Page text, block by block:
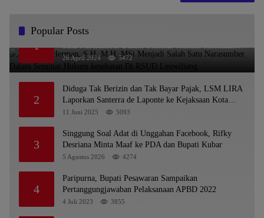
Popular Posts
1
Dr. KMS Herman, S.H.,M.H.,MSi Menjadi Salah
Satu Narasumber Dalam Seminar Hukum kesehatan
Di RSUD Leuwiliang
26 April 2024 5472
2
Diduga Tak Berizin dan Tak Bayar Pajak, LSM LIRA
Laporkan Santerra de Laponte ke Kejaksaan Kota
Batu
11 Juni 2025 5093
3
Singgung Soal Adat di Unggahan Facebook, Rifky
Desriana Minta Maaf ke PDA dan Bupati Kubar
5 Agustus 2026 4274
4
Paripurna, Bupati Pesawaran Sampaikan
Pertanggungjawaban Pelaksanaan APBD 2022
4 Juli 2023 3855